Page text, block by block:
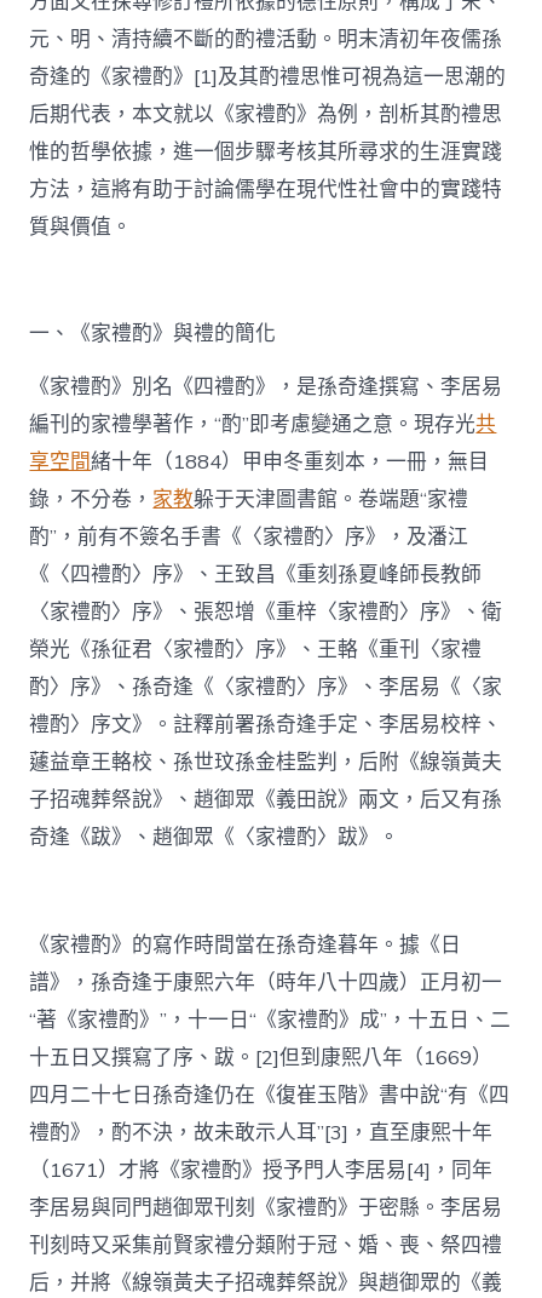
元、明、清持續不斷的酌禮活動。明末清初年夜儒孫
奇逢的《家禮酌》[1]及其酌禮思惟可視為這一思潮的
后期代表，本文就以《家禮酌》為例，剖析其酌禮思
惟的哲學依據，進一個步驟考核其所尋求的生涯實踐
方法，這將有助于討論儒學在現代性社會中的實踐特
質與價值。
一、《家禮酌》與禮的簡化
《家禮酌》別名《四禮酌》，是孫奇逢撰寫、李居易
編刊的家禮學著作，“酌”即考慮變通之意。現存光共
享空間緒十年（1884）甲申冬重刻本，一冊，無目
錄，不分卷， 家教躲于天津圖書館。卷端題“家禮
酌”，前有不簽名手書《〈家禮酌〉序》，及潘江
《〈四禮酌〉序》、王致昌《重刻孫夏峰師長教師
〈家禮酌〉序》、張恕增《重梓〈家禮酌〉序》、衛
榮光《孫征君〈家禮酌〉序》、王輅《重刊〈家禮
酌〉序》、孫奇逢《〈家禮酌〉序》、李居易《〈家
禮酌〉序文》。註釋前署孫奇逢手定、李居易校梓、
蘧益章王輅校、孫世玟孫金桂監判，后附《線嶺黃夫
子招魂葬祭說》、趙御眾《義田說》兩文，后又有孫
奇逢《跋》、趙御眾《〈家禮酌〉跋》。
《家禮酌》的寫作時間當在孫奇逢暮年。據《日
譜》，孫奇逢于康熙六年（時年八十四歲）正月初一
“著《家禮酌》”，十一日“《家禮酌》成”，十五日、二
十五日又撰寫了序、跋。[2]但到康熙八年（1669）
四月二十七日孫奇逢仍在《復崔玉階》書中說“有《四
禮酌》，酌不決，故未敢示人耳”[3]，直至康熙十年
（1671）才將《家禮酌》授予門人李居易[4]，同年
李居易與同門趙御眾刊刻《家禮酌》于密縣。李居易
刊刻時又采集前賢家禮分類附于冠、婚、喪、祭四禮
后，并將《線嶺黃夫子招魂葬祭說》與趙御眾的《義